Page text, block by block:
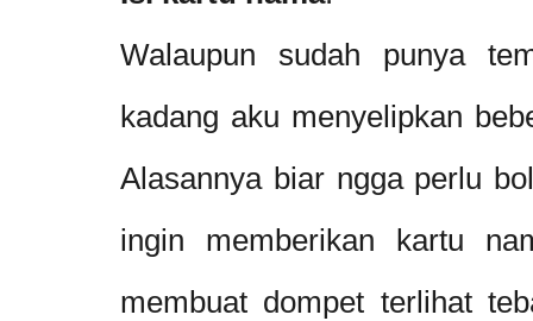
Walaupun sudah punya
kadang aku menyelipkan
Alasannya biar ngga perlu
ingin memberikan kartu
membuat dompet terlihat